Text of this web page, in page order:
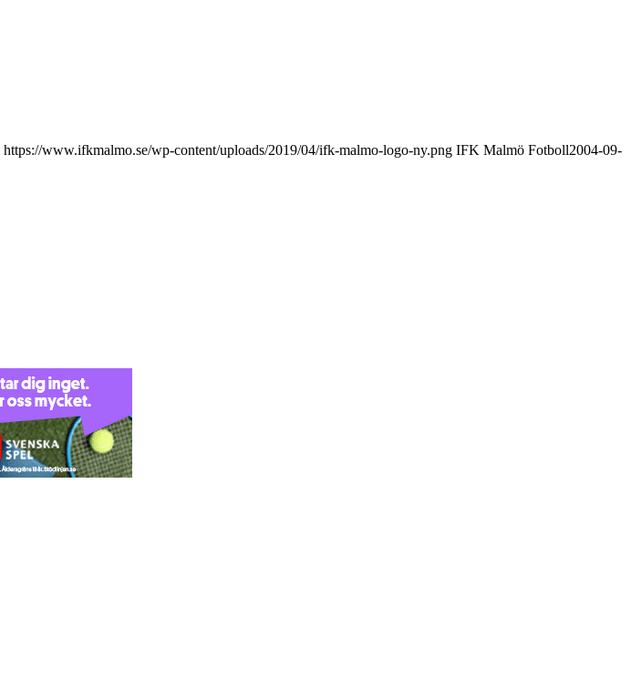
https://www.ifkmalmo.se/wp-content/uploads/2019/04/ifk-malmo-logo-ny.png IFK Malmö Fotboll2004-09-